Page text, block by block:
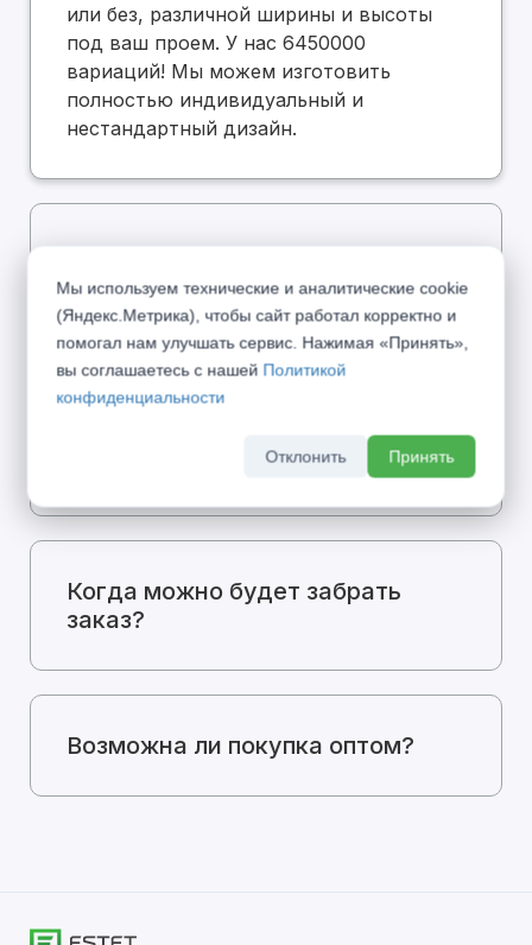
или без, различной ширины и высоты
под ваш проем. У нас 6450000
вариаций! Мы можем изготовить
полностью индивидуальный и
нестандартный дизайн.
Есть ли в вашем каталоге
дешевые двери по низкой
цене?
Какие способы оплаты у вас
Когда можно будет забрать
заказ?
Возможна ли покупка оптом?
Мы используем технические и аналитические cookie
(Яндекс.Метрика), чтобы сайт работал корректно и
помогал нам улучшать сервис. Нажимая «Принять»,
вы соглашаетесь с нашей Политикой
конфиденциальности
Отклонить Принять